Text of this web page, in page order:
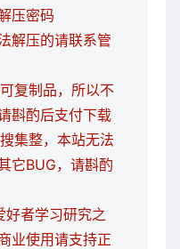
压密码
解压的请联系管
复制品，所以不
斟酌后支付下载
集整，本站无法
它BUG，请斟酌
好者学习研究之
业使用请支持正